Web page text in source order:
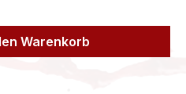
Wert
Warenkorb